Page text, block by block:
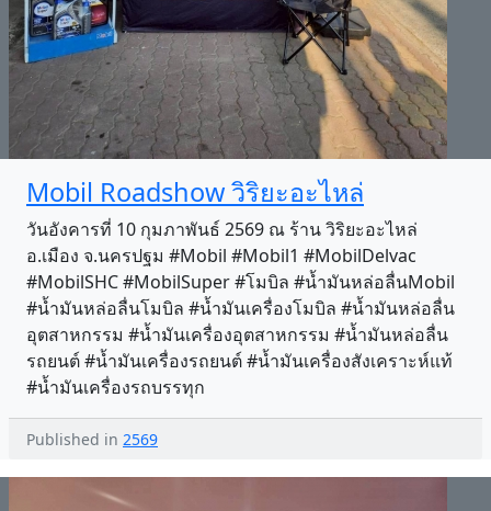
Mobil Roadshow วิริยะอะไหล่
วันอังคารที่ 10 กุมภาพันธ์ 2569 ณ ร้าน วิริยะอะไหล่
อ.เมือง จ.นครปฐม #Mobil #Mobil1 #MobilDelvac
#MobilSHC #MobilSuper #โมบิล #น้ำมันหล่อลื่นMobil
#น้ำมันหล่อลื่นโมบิล #น้ำมันเครื่องโมบิล #น้ำมันหล่อลื่น
อุตสาหกรรม #น้ำมันเครื่องอุตสาหกรรม #น้ำมันหล่อลื่น
รถยนต์ #น้ำมันเครื่องรถยนต์ #น้ำมันเครื่องสังเคราะห์แท้
#น้ำมันเครื่องรถบรรทุก
Published in 2569